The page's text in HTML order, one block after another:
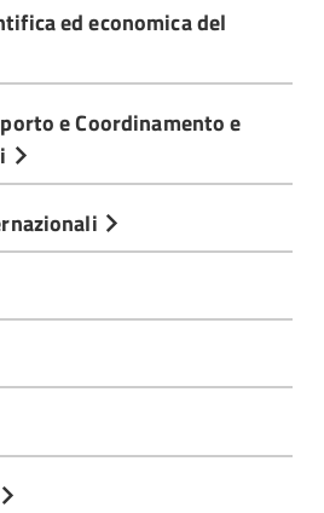
ed economica del
e Coordinamento e